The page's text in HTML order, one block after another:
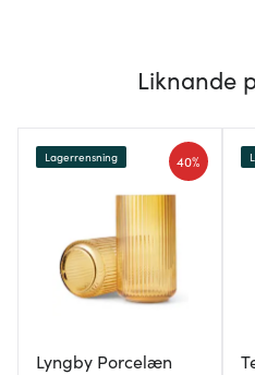
Liknande
Lyngby Porcelæn
40%
Lagerrensning